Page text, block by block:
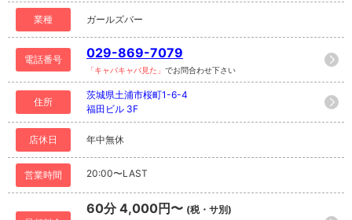
業種 ガールズバー
電話番号 029-869-7079
「キャバキャバ見た」 でお問合わせ下さい
住所
茨城県土浦市桜町1-6-4
福田ビル 3F
店休日 年中無休
営業時間 20:00〜LAST
60分 4,000円〜 (税・サ別)